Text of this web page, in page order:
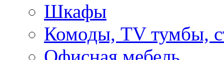
Шкафы
Комоды, TV тумбы,